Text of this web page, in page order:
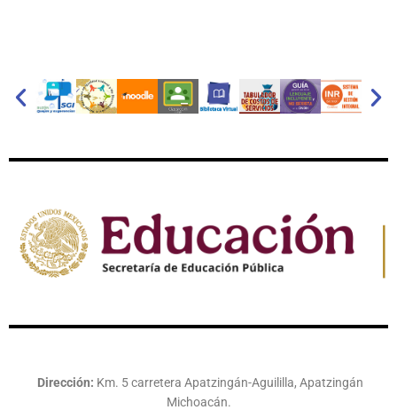
Dirección: Km. 5 carretera Apatzingán-Aguililla, Apatzingán
Michoacán.